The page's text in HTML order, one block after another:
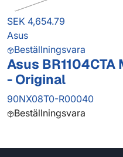
SEK 4,654.79
Asus
Beställningsvara
Asus
- Original
90NX08T0-R00040
Beställningsvara